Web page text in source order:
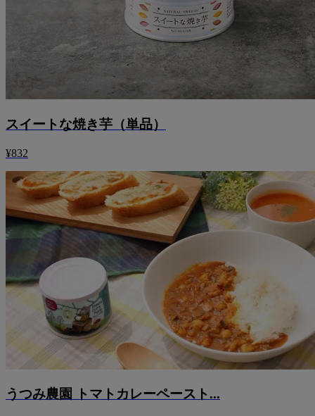
スイートな焼き芋（単品）
¥832
うつみ農園 トマトカレーペースト...